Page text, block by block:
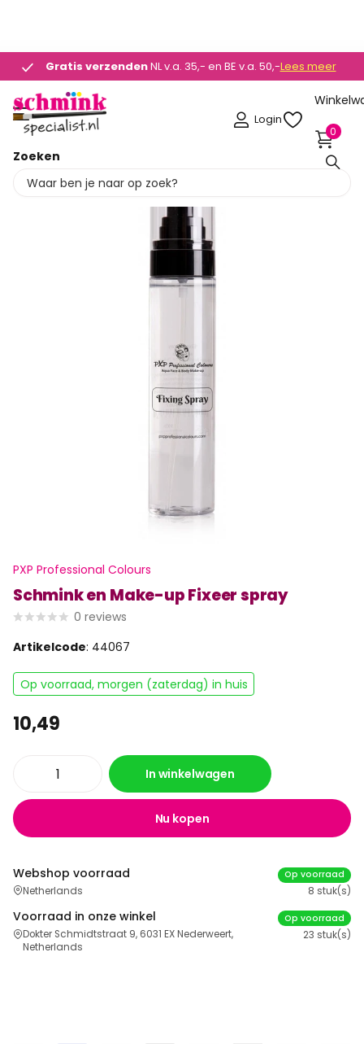
Gratis verzendenNL v.a. 35,- en BE v.a. 50,-Lees meer
Gratis verzenden
Zoeken
Login
0
Deel dit product
PXP Professional Colours
Schmink en Make-up Fixeer spray
0 reviews
Artikelcode: 44067
Op voorraad, morgen (zaterdag) in huis
10,49
In winkelwagen
Nu kopen
Webshop voorraad
Netherlands
Op voorraad
8 stuk(s)
Voorraad in onze winkel
Dokter Schmidtstraat 9, 6031 EX Nederweert,
Netherlands
Op voorraad
23 stuk(s)